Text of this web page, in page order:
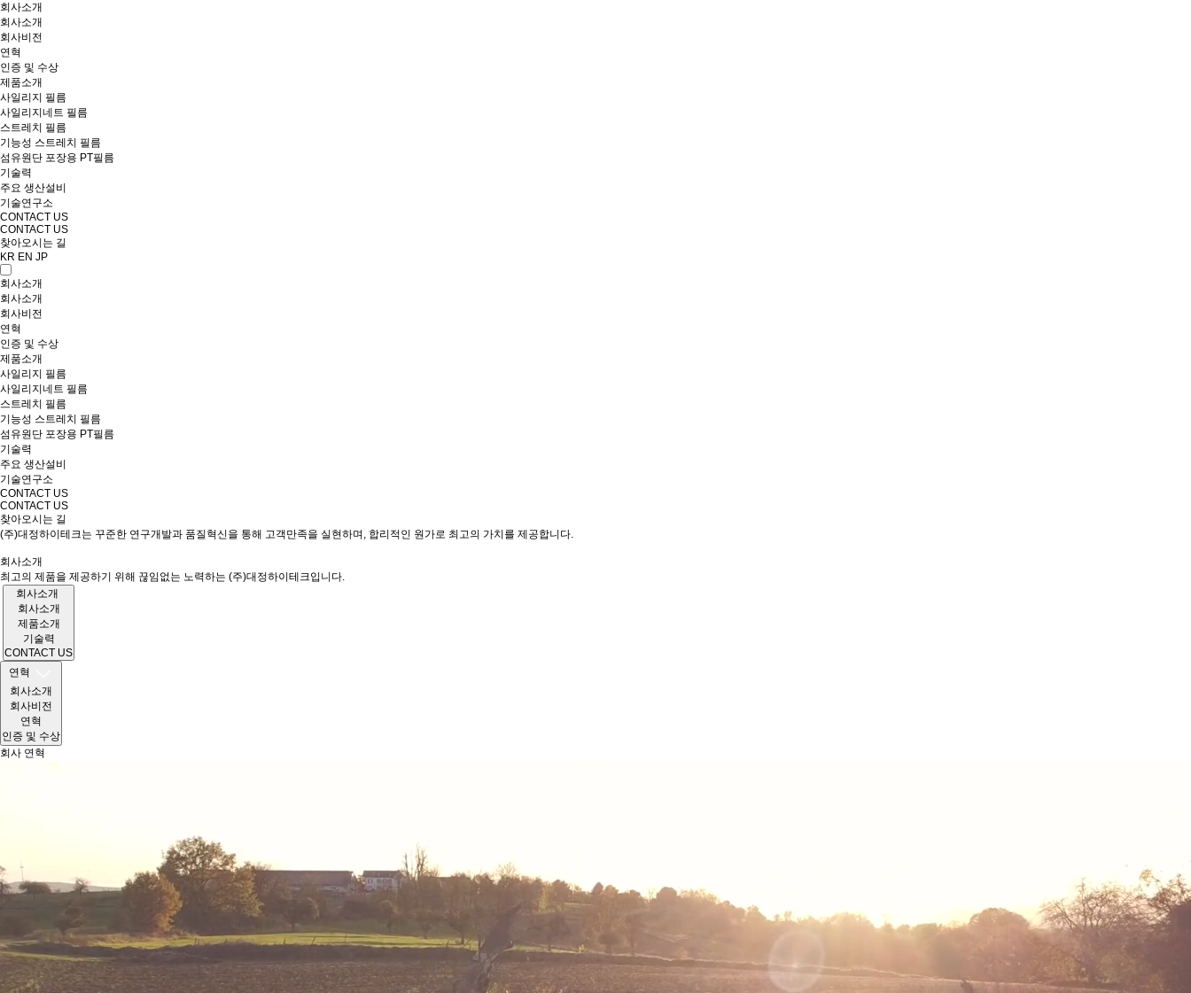
회사소개
회사소개
회사비전
연혁
인증 및 수상
제품소개
사일리지 필름
사일리지네트 필름
스트레치 필름
기능성 스트레치 필름
섬유원단 포장용 PT필름
기술력
주요 생산설비
기술연구소
CONTACT US
CONTACT US
찾아오시는 길
KR EN JP
회사소개
회사소개
회사비전
연혁
인증 및 수상
제품소개
사일리지 필름
사일리지네트 필름
스트레치 필름
기능성 스트레치 필름
섬유원단 포장용 PT필름
기술력
주요 생산설비
기술연구소
CONTACT US
CONTACT US
찾아오시는 길
(주)대정하이테크는 꾸준한 연구개발과 품질혁신을 통해 고객만족을 실현하며, 합리적인 원가로 최고의 가치를 제공합니다.
회사소개
최고의 제품을 제공하기 위해 끊임없는 노력하는 (주)대정하이테크입니다.
회사소개
회사소개
제품소개
기술력
CONTACT US
연혁
회사소개
회사비전
연혁
인증 및 수상
회사 연혁